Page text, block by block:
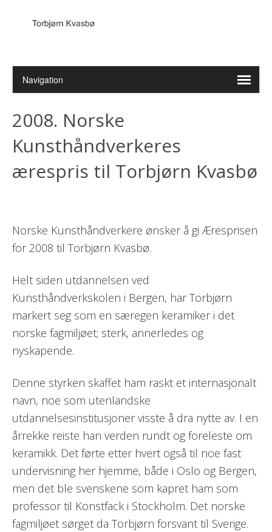
2008. Norske
Kunsthåndverkeres
ærespris til Torbjørn Kvasbø
Norske Kunsthåndverkere ønsker å gi Æresprisen
for 2008 til Torbjørn Kvasbø.
Helt siden utdannelsen ved
Kunsthåndverkskolen i Bergen, har Torbjørn
markert seg som en særegen keramiker i det
norske fagmiljøet; sterk, annerledes og
nyskapende.
Denne styrken skaffet ham raskt et internasjonalt
navn, noe som utenlandske
utdannelsesinstitusjoner visste å dra nytte av. I en
årrekke reiste han verden rundt og foreleste om
keramikk. Det førte etter hvert også til noe fast
undervisning her hjemme, både i Oslo og Bergen,
men det ble svenskene som kapret ham som
professor til Konstfack i Stockholm. Det norske
fagmiljøet sørget da Torbjørn forsvant til Sverige.